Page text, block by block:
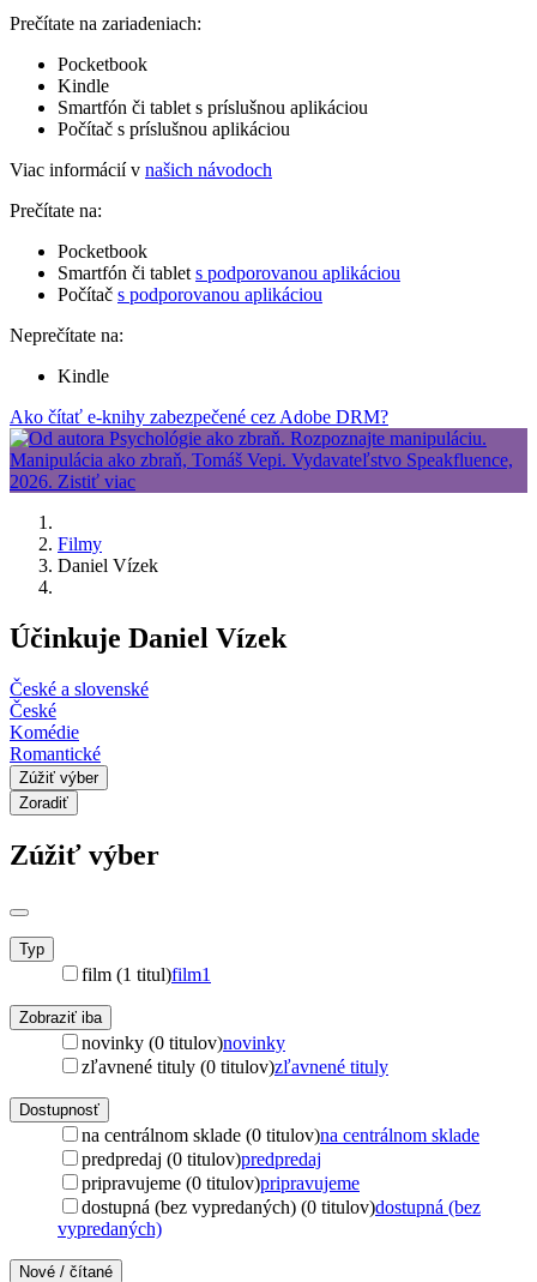
Prečítate na zariadeniach:
Pocketbook
Kindle
Smartfón či tablet s príslušnou aplikáciou
Počítač s príslušnou aplikáciou
Viac informácií v našich návodoch
Prečítate na:
Pocketbook
Smartfón či tablet s podporovanou aplikáciou
Počítač s podporovanou aplikáciou
Neprečítate na:
Kindle
Ako čítať e-knihy zabezpečené cez Adobe DRM?
Filmy
Daniel Vízek
Účinkuje Daniel Vízek
České a slovenské
České
Komédie
Romantické
Zúžiť výber
Zoradiť
Zúžiť výber
Typ
film (1 titul)film1
Zobraziť iba
novinky (0 titulov)novinky
zľavnené tituly (0 titulov)zľavnené tituly
Dostupnosť
na centrálnom sklade (0 titulov)na centrálnom sklade
predpredaj (0 titulov)predpredaj
pripravujeme (0 titulov)pripravujeme
dostupná (bez vypredaných) (0 titulov)dostupná (bez
vypredaných)
Nové / čítané